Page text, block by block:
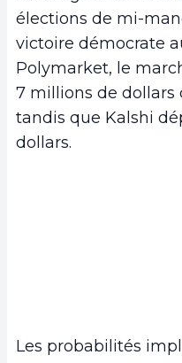
élections de mi-
victoire démocrate
Polymarket, le
7 millions de dollars
tandis que Kalshi
dollars.
Les probabilités